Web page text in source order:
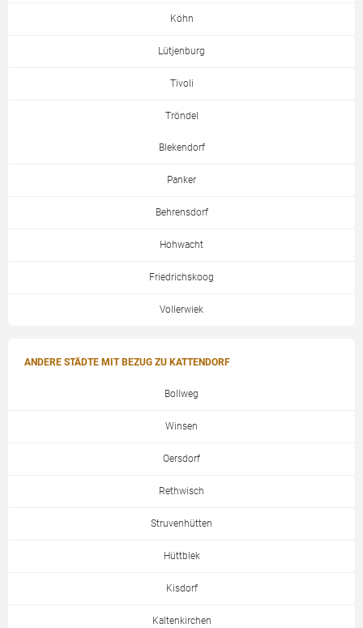
Köhn
Lütjenburg
Tivoli
Tröndel
Blekendorf
Panker
Behrensdorf
Hohwacht
Friedrichskoog
Vollerwiek
ANDERE STÄDTE MIT BEZUG ZU KATTENDORF
Bollweg
Winsen
Oersdorf
Rethwisch
Struvenhütten
Hüttblek
Kisdorf
Kaltenkirchen